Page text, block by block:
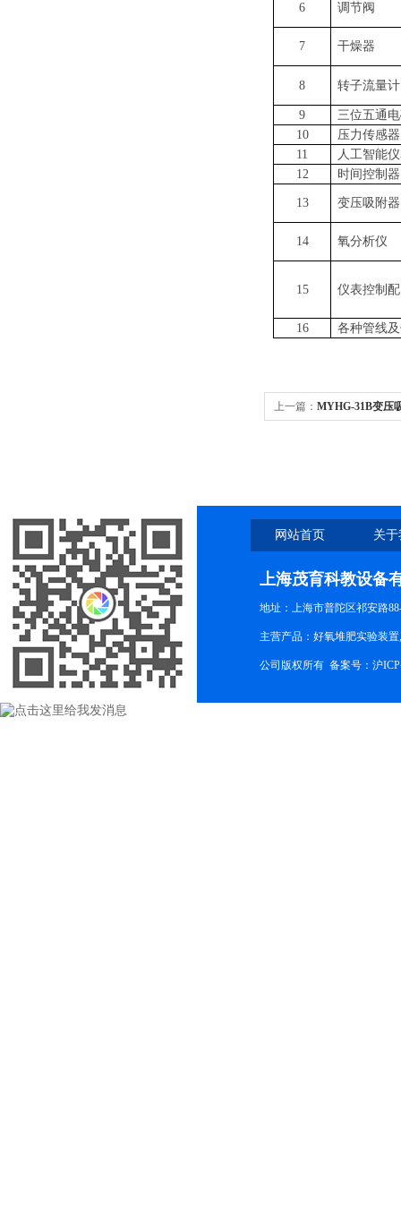
6 调节阀
7 干燥器
8 转子流量计
9
三位五通
10
压力传感器
11
人工智能
12
时间控制器
13 变压吸附器
14 氧分析仪
15 仪表控制
16 各种管线
上一篇： MYHG-31B变压
网站首页 关
上海茂育科教设备
地址：上海市普陀区祁安路
主营产品：好氧堆肥实验装
公司版权所有 备案号： 沪